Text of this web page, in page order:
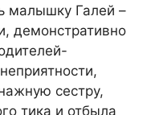
малышку Галей –
демонстративно
сестру,
тика и отбыла